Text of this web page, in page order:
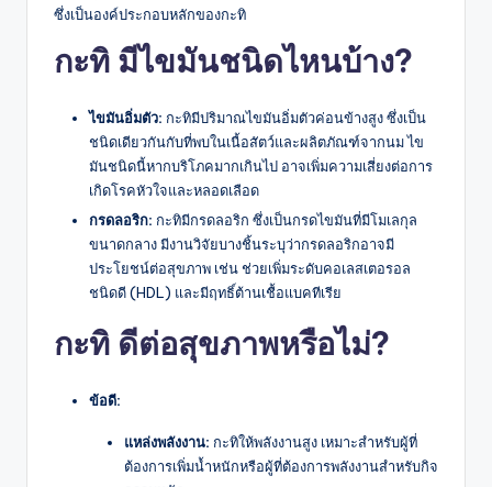
ซึ่งเป็นองค์ประกอบหลักของกะทิ
กะทิ มีไขมันชนิดไหนบ้าง?
ไขมันอิ่มตัว: กะทิมีปริมาณไขมันอิ่มตัวค่อนข้างสูง ซึ่งเป็น
ชนิดเดียวกันกับที่พบในเนื้อสัตว์และผลิตภัณฑ์จากนม ไข
มันชนิดนี้หากบริโภคมากเกินไป อาจเพิ่มความเสี่ยงต่อการ
เกิดโรคหัวใจและหลอดเลือด
กรดลอริก: กะทิมีกรดลอริก ซึ่งเป็นกรดไขมันที่มีโมเลกุล
ขนาดกลาง มีงานวิจัยบางชิ้นระบุว่ากรดลอริกอาจมี
ประโยชน์ต่อสุขภาพ เช่น ช่วยเพิ่มระดับคอเลสเตอรอล
ชนิดดี (HDL) และมีฤทธิ์ต้านเชื้อแบคทีเรีย
กะทิ ดีต่อสุขภาพหรือไม่?
ข้อดี:
แหล่งพลังงาน: กะทิให้พลังงานสูง เหมาะสำหรับผู้ที่
ต้องการเพิ่มน้ำหนักหรือผู้ที่ต้องการพลังงานสำหรับกิจ